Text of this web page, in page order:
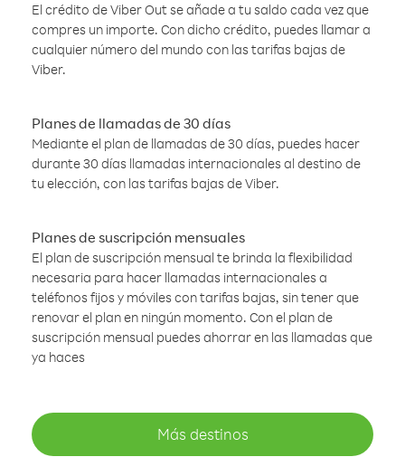
El crédito de Viber Out se añade a tu saldo cada vez que
compres un importe. Con dicho crédito, puedes llamar a
cualquier número del mundo con las tarifas bajas de
Viber.
Planes de llamadas de 30 días
Mediante el plan de llamadas de 30 días, puedes hacer
durante 30 días llamadas internacionales al destino de
tu elección, con las tarifas bajas de Viber.
Planes de suscripción mensuales
El plan de suscripción mensual te brinda la flexibilidad
necesaria para hacer llamadas internacionales a
teléfonos fijos y móviles con tarifas bajas, sin tener que
renovar el plan en ningún momento. Con el plan de
suscripción mensual puedes ahorrar en las llamadas que
ya haces
Más destinos